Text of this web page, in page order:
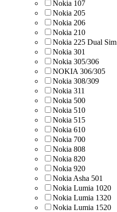
Nokia 107
Nokia 205
Nokia 206
Nokia 210
Nokia 225 Dual Sim
Nokia 301
Nokia 305/306
NOKIA 306/305
Nokia 308/309
Nokia 311
Nokia 500
Nokia 510
Nokia 515
Nokia 610
Nokia 700
Nokia 808
Nokia 820
Nokia 920
Nokia Asha 501
Nokia Lumia 1020
Nokia Lumia 1320
Nokia Lumia 1520